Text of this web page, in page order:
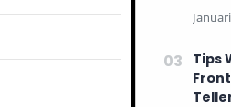
Tips